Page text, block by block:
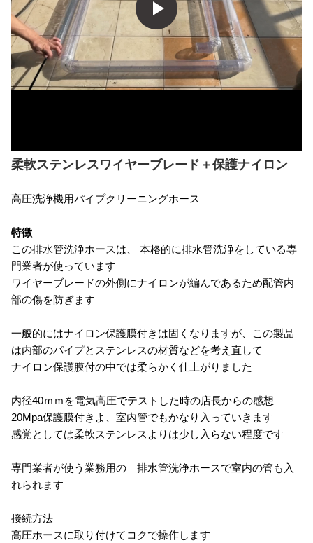
柔軟ステンレスワイヤーブレード＋保護ナイロン
高圧洗浄機用パイプクリーニングホース
特徴
この排水管洗浄ホースは、 本格的に排水管洗浄をしている専
門業者が使っています
ワイヤーブレードの外側にナイロンが編んであるため配管内
部の傷を防ぎます
一般的にはナイロン保護膜付きは固くなりますが、この製品
は内部のパイプとステンレスの材質などを考え直して
ナイロン保護膜付の中では柔らかく仕上がりました
内径40ｍｍを電気高圧でテストした時の店長からの感想
20Mpa保護膜付きよ、室内管でもかなり入っていきます
感覚としては柔軟ステンレスよりは少し入らない程度です
専門業者が使う業務用の 排水管洗浄ホースで室内の管も入
れられます
接続方法
高圧ホースに取り付けてコクで操作します